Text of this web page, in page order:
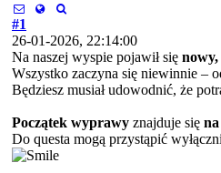
#1
26-01-2026, 22:14:00
Na naszej wyspie pojawił się
Wszystko zaczyna się niewinnie –
Będziesz musiał udowodnić, że
Początek wyprawy znajduje się
Do questa mogą przystąpić